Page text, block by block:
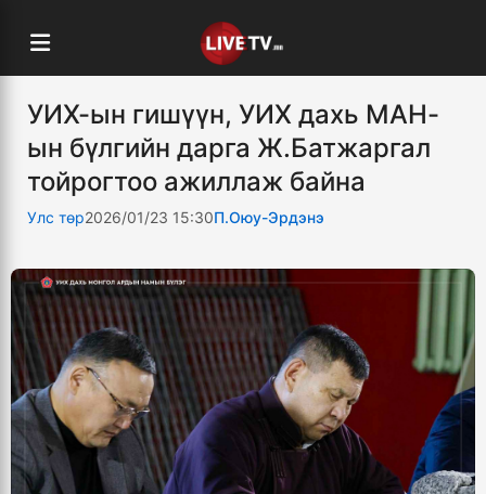
УИХ-ын гишүүн, УИХ дахь МАН-
ын бүлгийн дарга Ж.Батжаргал
тойрогтоо ажиллаж байна
Улс төр2026/01/23 15:30П.Оюу-Эрдэнэ